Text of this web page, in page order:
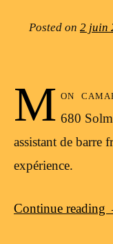
Posted on 2 juin
M on
680
assistant de barre
expérience.
Continue reading